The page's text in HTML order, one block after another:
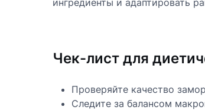
Чек-лист для
Проверяйте качество
Следите за балансом